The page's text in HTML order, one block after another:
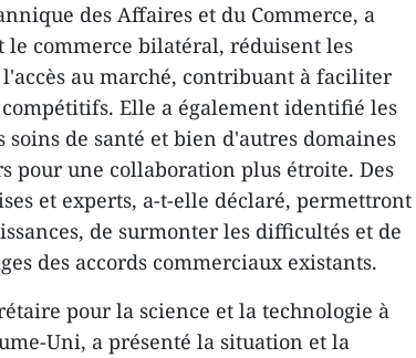
des Affaires et du Commerce, a
le commerce bilatéral, réduisent les
au marché, contribuant à faciliter
Elle a également identifié les
de santé et bien d'autres domaines
pour une collaboration plus étroite. Des
et experts, a-t-elle déclaré, permettront
de surmonter les difficultés et de
des accords commerciaux existants.
pour la science et la technologie à
Uni, a présenté la situation et la